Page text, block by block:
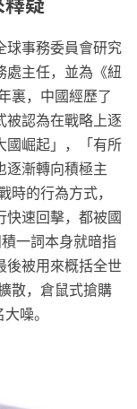
球事務委員會研究
處主任，並為《紐
裏，中國經歷了
被認為在戰略上逐
國崛起」，「有所
逐漸轉向積極主
的行為方式，
快速回擊，都被國
一詞本身就暗指
後被用來概括全世
散，倉鼠式搶購
噪。